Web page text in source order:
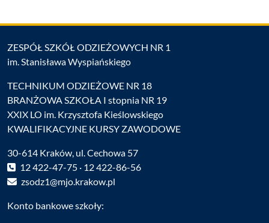
ZESPÓŁ SZKÓŁ ODZIEŻOWYCH NR 1
im. Stanisława Wyspiańskiego
TECHNIKUM ODZIEŻOWE NR 18
BRANŻOWA SZKOŁA I stopnia NR 19
XXIX LO im. Krzysztofa Kieślowskiego
KWALIFIKACYJNE KURSY ZAWODOWE
30-614 Kraków, ul. Cechowa 57
12 422-47-75 · 12 422-86-56
zsodz1@mjo.krakow.pl
Konto bankowe szkoły: